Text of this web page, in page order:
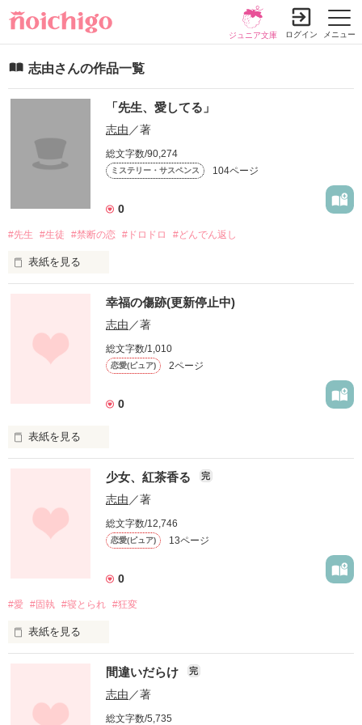
メニュー
ジュニア文庫 ログイン
志由さんの作品一覧
「先生、愛してる」
志由 ／著
総文字数/90,274
ミステリー・サスペンス 104ページ
0
#先生 #生徒 #禁断の恋 #ドロドロ #どんでん返し
表紙を見る
柏木秋奈(かしわぎあきな)は、生きている間ずっと同じことを
誰にも愛されない、必要としてもらえない自分自身を嘆き、恨
唯一の理解者は、図書室の司書である
倉本翔(くらもと しょう)ただ一人のみ。
またそれは、倉本にしても同じことだった。
秋奈は倉本へ、倉本は秋奈へ、
ずっとこの日々が続けばいいと、
進展する──────
幸福の傷跡(更新停止中)
志由 ／著
総文字数/1,010
恋愛(ピュア) 2ページ
0
表紙を見る
心の傷、そして体の傷。
それは美月を縛り付ける、また他者と自分を隔てる大きな壁
汚れた自分の、自ら汚した自分の、
こういう人間を、一般的に"病んでいる"と言うのだろう。
普通であろうと、この社会に必死にすがりついて生きていくの
少女、紅茶香る 完
志由 ／著
総文字数/12,746
恋愛(ピュア) 13ページ
0
#愛 #固執 #寝とられ #狂変
表紙を見る
過去に起こった事件をネタに密は、美しき少女、喜沙を無理矢
理自分のもとに繋ぎ止める約束を交わした。
間違いだらけ 完
志由 ／著
総文字数/5,735